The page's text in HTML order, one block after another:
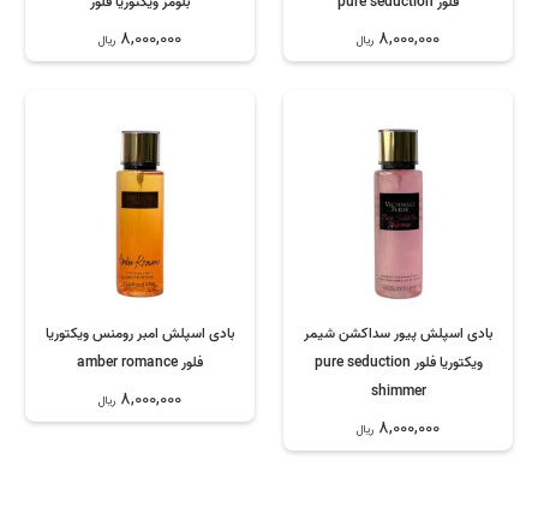
8,000,000 ریال 8,000,000 ریال
بادی اسپلش پیور سداکشن شیمر
ویکتوریا فلور pure seduction
shimmer
8,000,000 ریال
بادی اسپلش امبر رومنس ویکتوریا
فلور amber romance
8,000,000 ریال